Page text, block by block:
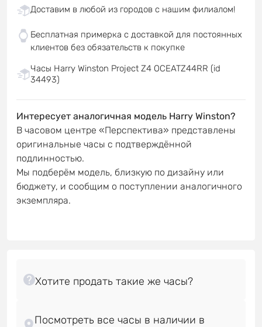
Доставим в любой из городов с нашим филиалом!
Бесплатная примерка с доставкой для постоянных
клиентов без обязательств к покупке
Часы Harry Winston Project Z4 OCEATZ44RR (id
34493)
Интересует аналогичная модель Harry Winston?
В часовом центре «Перспектива» представлены
оригинальные часы с подтверждённой
подлинностью.
Мы подберём модель, близкую по дизайну или
бюджету, и сообщим о поступлении аналогичного
экземпляра.
Посмотреть все часы в наличии в